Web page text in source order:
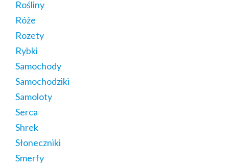
Rośliny
Róże
Rozety
Rybki
Samochody
Samochodziki
Samoloty
Serca
Shrek
Słoneczniki
Smerfy